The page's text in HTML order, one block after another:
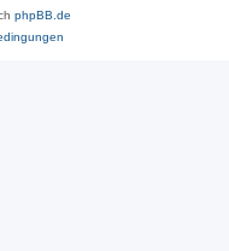
phpBB.de